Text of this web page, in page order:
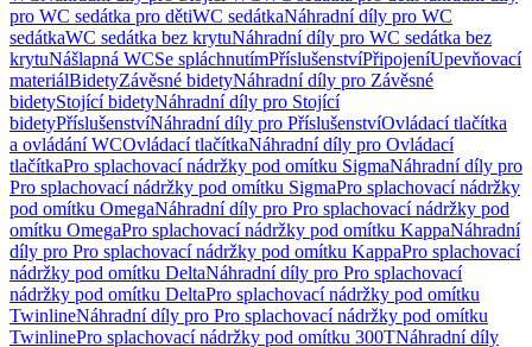
pro WC sedátka pro dětiWC sedátkaNáhradní díly pro WC
sedátkaWC sedátka bez krytuNáhradní díly pro WC sedátka bez
krytuNášlapná WCSe spláchnutímPříslušenstvíPřipojeníUpevňovací
materiálBidetyZávěsné bidetyNáhradní díly pro Závěsné
bidetyStojící bidetyNáhradní díly pro Stojící
bidetyPříslušenstvíNáhradní díly pro PříslušenstvíOvládací tlačítka
a ovládání WCOvládací tlačítkaNáhradní díly pro Ovládací
tlačítkaPro splachovací nádržky pod omítku SigmaNáhradní díly pro
Pro splachovací nádržky pod omítku SigmaPro splachovací nádržky
pod omítku OmegaNáhradní díly pro Pro splachovací nádržky pod
omítku OmegaPro splachovací nádržky pod omítku KappaNáhradní
díly pro Pro splachovací nádržky pod omítku KappaPro splachovací
nádržky pod omítku DeltaNáhradní díly pro Pro splachovací
nádržky pod omítku DeltaPro splachovací nádržky pod omítku
TwinlineNáhradní díly pro Pro splachovací nádržky pod omítku
TwinlinePro splachovací nádržky pod omítku 300TNáhradní díly